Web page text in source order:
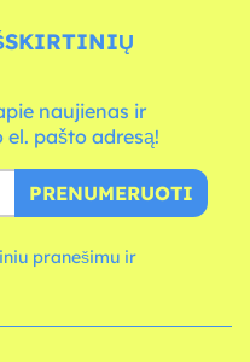
naujienas ir
pašto adresą!
PRENUMERUOTI
pranešimu ir